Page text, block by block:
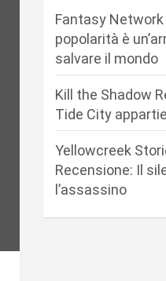
Fantasy Network
popolarità è
salvare il mondo
Kill the Shadow
Tide City
Yellowcreek
Recensione: Il
l’assassino